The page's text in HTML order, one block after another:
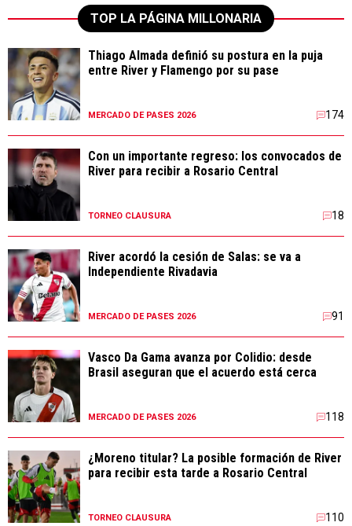
TOP LA PÁGINA MILLONARIA
Thiago Almada definió su postura en la puja
entre River y Flamengo por su pase
MERCADO DE PASES 2026 174
Con un importante regreso: los convocados de
River para recibir a Rosario Central
TORNEO CLAUSURA 18
River acordó la cesión de Salas: se va a
Independiente Rivadavia
MERCADO DE PASES 2026 91
Vasco Da Gama avanza por Colidio: desde
Brasil aseguran que el acuerdo está cerca
MERCADO DE PASES 2026 118
¿Moreno titular? La posible formación de River
para recibir esta tarde a Rosario Central
TORNEO CLAUSURA 110